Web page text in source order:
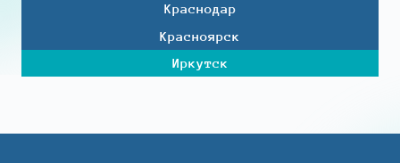
Краснодар
Красноярск
Иркутск